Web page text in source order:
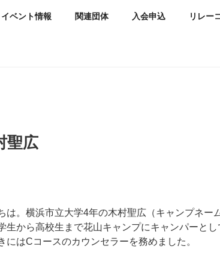
イベント情報 関連団体 入会申込 リレー
聖広
は。横浜市立大学4年の木村聖広（キャンプネー
生から高校生まで花山キャンプにキャンパーと
にはCコースのカウンセラーを務めました。